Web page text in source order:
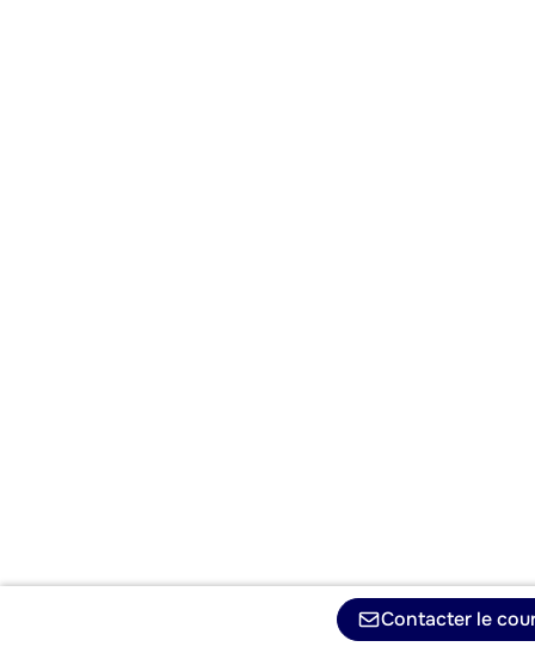
Contacter le